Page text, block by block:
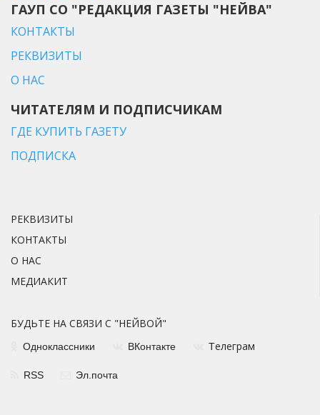
ГАУП СО "РЕДАКЦИЯ ГАЗЕТЫ "НЕЙВА"
КОНТАКТЫ
РЕКВИЗИТЫ
О НАС
ЧИТАТЕЛЯМ И ПОДПИСЧИКАМ
ГДЕ КУПИТЬ ГАЗЕТУ
ПОДПИСКА
РЕКВИЗИТЫ
КОНТАКТЫ
О НАС
МЕДИАКИТ
БУДЬТЕ НА СВЯЗИ С "НЕЙВОЙ"
Одноклассники ВКонтакте Телеграм
RSS Эл.почта